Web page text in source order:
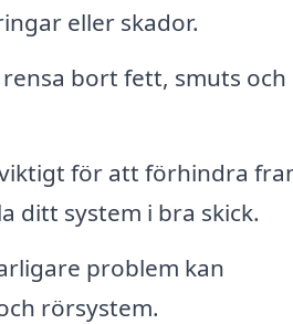
eller skador.
bort fett, smuts och
för att förhindra
ditt system i bra skick.
problem kan
rörsystem.